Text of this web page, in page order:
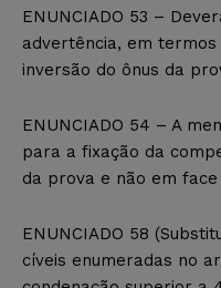
ENUNCIADO 53 –
advertência, em
inversão do ônus da
ENUNCIADO 54 – A
para a fixação da
da prova e não em
ENUNCIADO 58
cíveis enumeradas no